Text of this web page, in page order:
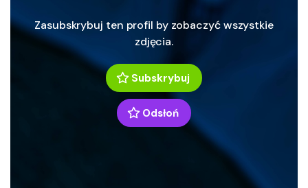
Zasubskrybuj ten profil by zobaczyć wszystkie
zdjęcia.
Subskrybuj
Odsłoń